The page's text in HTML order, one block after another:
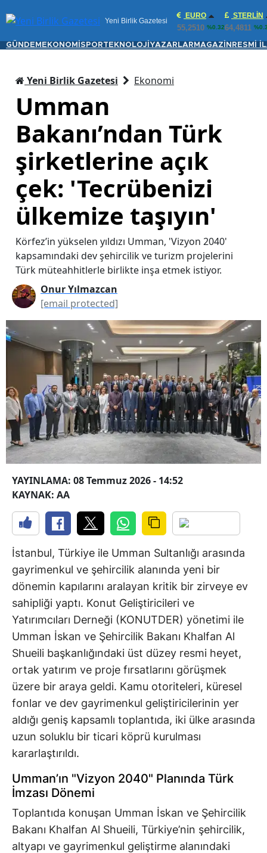
Yeni Birlik Gazetesi
EURO
55,2510 %0.32
STERLIN
64,4811
GÜNDEM EKONOMİ SPORTEKNOLOJİ YAZARLAR MAGAZİN RESMİ
Yeni Birlik Gazetesi Ekonomi
Umman
Bakanı’ndan Türk
şirketlerine açık
çek: 'Tecrübenizi
ülkemize taşıyın'
Körfez’in yükselen yıldızı Umman, 'Vizyon 2040'
kapsamındaki dev şehircilik ve turizm projelerini
Türk müteahhitlerle birlikte inşa etmek istiyor.
Onur Yılmazcan
[email protected]
YAYINLAMA: 08 Temmuz 2026 - 14:52
KAYNAK: AA
İstanbul, Türkiye ile Umman Sultanlığı arasında
gayrimenkul ve şehircilik alanında yeni bir
dönemin kapılarını aralayan kritik bir zirveye ev
sahipliği yaptı. Konut Geliştiricileri ve
Yatırımcıları Derneği (KONUTDER) yönetimi ile
Umman İskan ve Şehircilik Bakanı Khalfan Al
Shueili başkanlığındaki üst düzey resmi heyet,
ortak yatırım ve proje fırsatlarını görüşmek
üzere bir araya geldi. Kamu otoriteleri, küresel
fonlar ve dev gayrimenkul geliştiricilerinin yer
aldığı geniş kapsamlı toplantıda, iki ülke arasında
uzun soluklu bir ticari köprü kurulması
kararlaştırıldı.
Umman’ın "Vizyon 2040" Planında Türk
İmzası Dönemi
Toplantıda konuşan Umman İskan ve Şehircilik
Bakanı Khalfan Al Shueili, Türkiye’nin şehircilik,
altyapı ve gayrimenkul geliştirme alanındaki